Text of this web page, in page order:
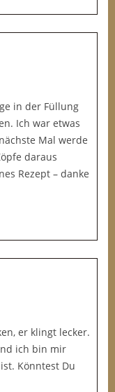
in der Füllung
Ich war etwas
Mal werde
daraus
Rezept – danke
er klingt lecker.
ich bin mir
Könntest Du